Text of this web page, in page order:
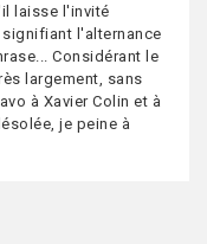
laisse l'invité
l'alternance
Considérant le
largement, sans
à Xavier Colin et à
je peine à